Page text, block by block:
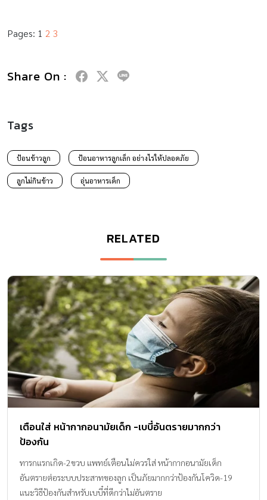
Pages: 1 2 3
Share On :
Tags
ป้อนข้าวลูก ป้อนอาหารลูกเล็ก อย่างไรให้ปลอดภัย
ลูกไม่กินข้าว อุ่นอาหารเด็ก
RELATED
เตือนใส่ หน้ากากอนามัยเด็ก -เบบี๋อันตรายมากกว่า
ป้องกัน
ทารกแรกเกิด-2ขวบ แพทย์เตือนไม่ควรใส่ หน้ากากอนามัยเด็ก
อันตรายต่อระบบประสาทของลูก เป็นภัยมากกว่าป้องกันโควิด-19
แนะวิธีป้องกันสำหรับเบบี๋ที่ดีกว่าไม่อันตราย